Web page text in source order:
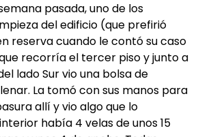
pasada, uno de los
del edificio (que prefirió
reserva cuando le contó su caso
recorría el tercer piso y junto a
lado Sur vio una bolsa de
La tomó con sus manos para
allí y vio algo que lo
había 4 velas de unos 15